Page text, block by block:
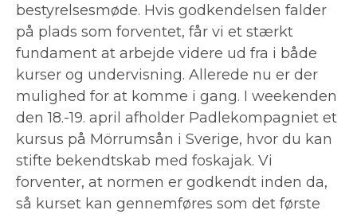
bestyrelsesmøde. Hvis godkendelsen falder
på plads som forventet, får vi et stærkt
fundament at arbejde videre ud fra i både
kurser og undervisning. Allerede nu er der
mulighed for at komme i gang. I weekenden
den 18.-19. april afholder Padlekompagniet et
kursus på Mörrumsån i Sverige, hvor du kan
stifte bekendtskab med foskajak. Vi
forventer, at normen er godkendt inden da,
så kurset kan gennemføres som det første